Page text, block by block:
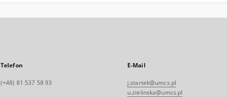
Telefon
(+48) 81 537 58 93
E-Mail
j.startek@umcs.pl
u.zielinska@umcs.pl